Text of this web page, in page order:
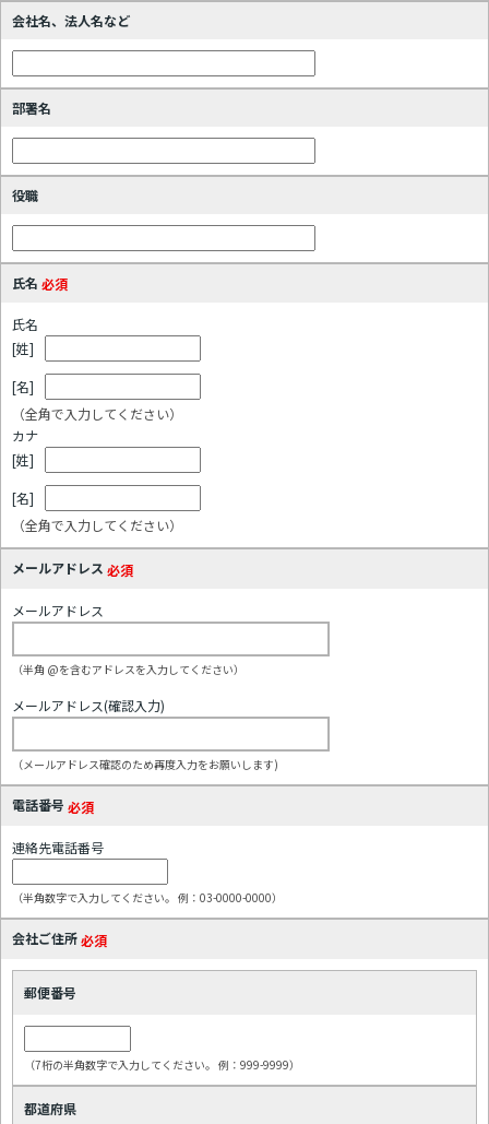
会社名、法人名など
部署名
役職
氏名 必須
氏名
[姓]
[名]
（全角で入力してください）
カナ
[姓]
[名]
（全角で入力してください）
メールアドレス 必須
メールアドレス
（半角 @を含むアドレスを入力してください）
メールアドレス(確認入力)
（メールアドレス確認のため再度入力をお願いします)
電話番号 必須
連絡先電話番号
（半角数字で入力してください。 例：03-0000-0000）
会社ご住所必須
郵便番号
（7桁の半角数字で入力してください。 例：999-9999）
都道府県